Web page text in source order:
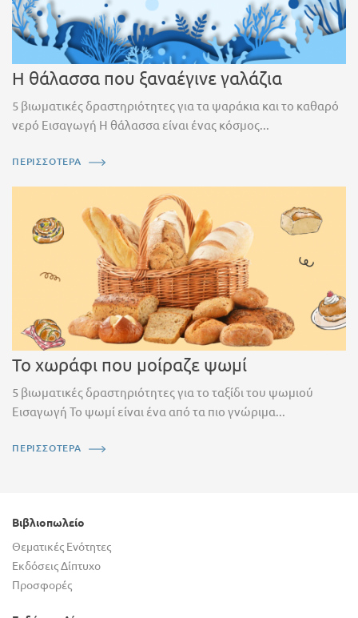
Η θάλασσα που ξαναέγινε γαλάζια
5 βιωματικές δραστηριότητες για τα ψαράκια και το καθαρό
νερό Εισαγωγή Η θάλασσα είναι ένας κόσμος...
ΠΕΡΙΣΣΟΤΕΡΑ
Το χωράφι που μοίραζε ψωμί
5 βιωματικές δραστηριότητες για το ταξίδι του ψωμιού
Εισαγωγή Το ψωμί είναι ένα από τα πιο γνώριμα...
ΠΕΡΙΣΣΟΤΕΡΑ
Βιβλιοπωλείο
Θεματικές Ενότητες
Εκδόσεις Δίπτυχο
Προσφορές